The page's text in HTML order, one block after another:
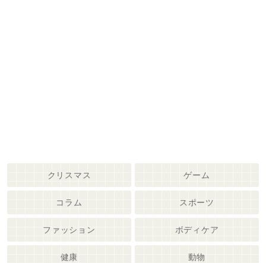
クリスマス ゲーム
コラム スポーツ
ファッション ボディケア
健康 動物